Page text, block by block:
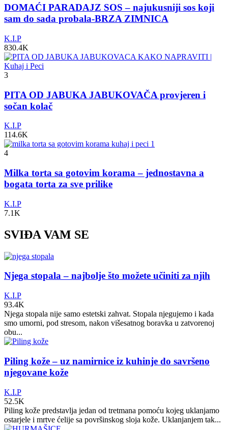
DOMAĆI PARADAJZ SOS – najukusniji sos koji
sam do sada probala-BRZA ZIMNICA
K.I.P
830.4K
3
PITA OD JABUKA JABUKOVAČA provjeren i
sočan kolač
K.I.P
114.6K
4
Milka torta sa gotovim korama – jednostavna a
bogata torta za sve prilike
K.I.P
7.1K
SVIĐA VAM SE
Njega stopala – najbolje što možete učiniti za njih
K.I.P
93.4K
Njega stopala nije samo estetski zahvat. Stopala njegujemo i kada
smo umorni, pod stresom, nakon višesatnog boravka u zatvorenoj
obu...
Piling kože – uz namirnice iz kuhinje do savršeno
njegovane kože
K.I.P
52.5K
Piling kože predstavlja jedan od tretmana pomoću kojeg uklanjamo
ostarjele i mrtve ćelije sa površinskog sloja kože. Uklanjanjem tak...